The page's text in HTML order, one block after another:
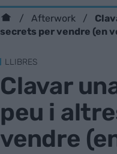
Afterwork
secrets per vendre (en
LLIBRES
Clavar
peu i
vendre